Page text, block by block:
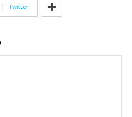
Twitter